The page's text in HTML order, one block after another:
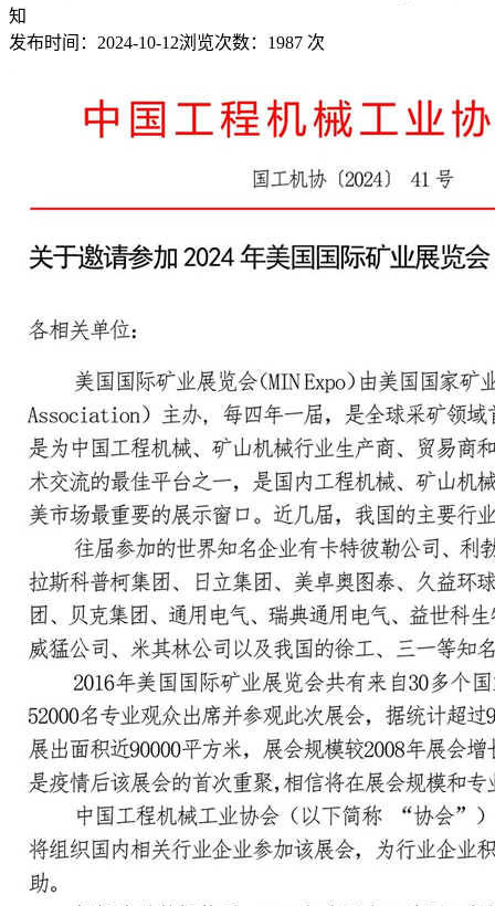
知
发布时间： 2024-10-12浏览次数： 1987 次